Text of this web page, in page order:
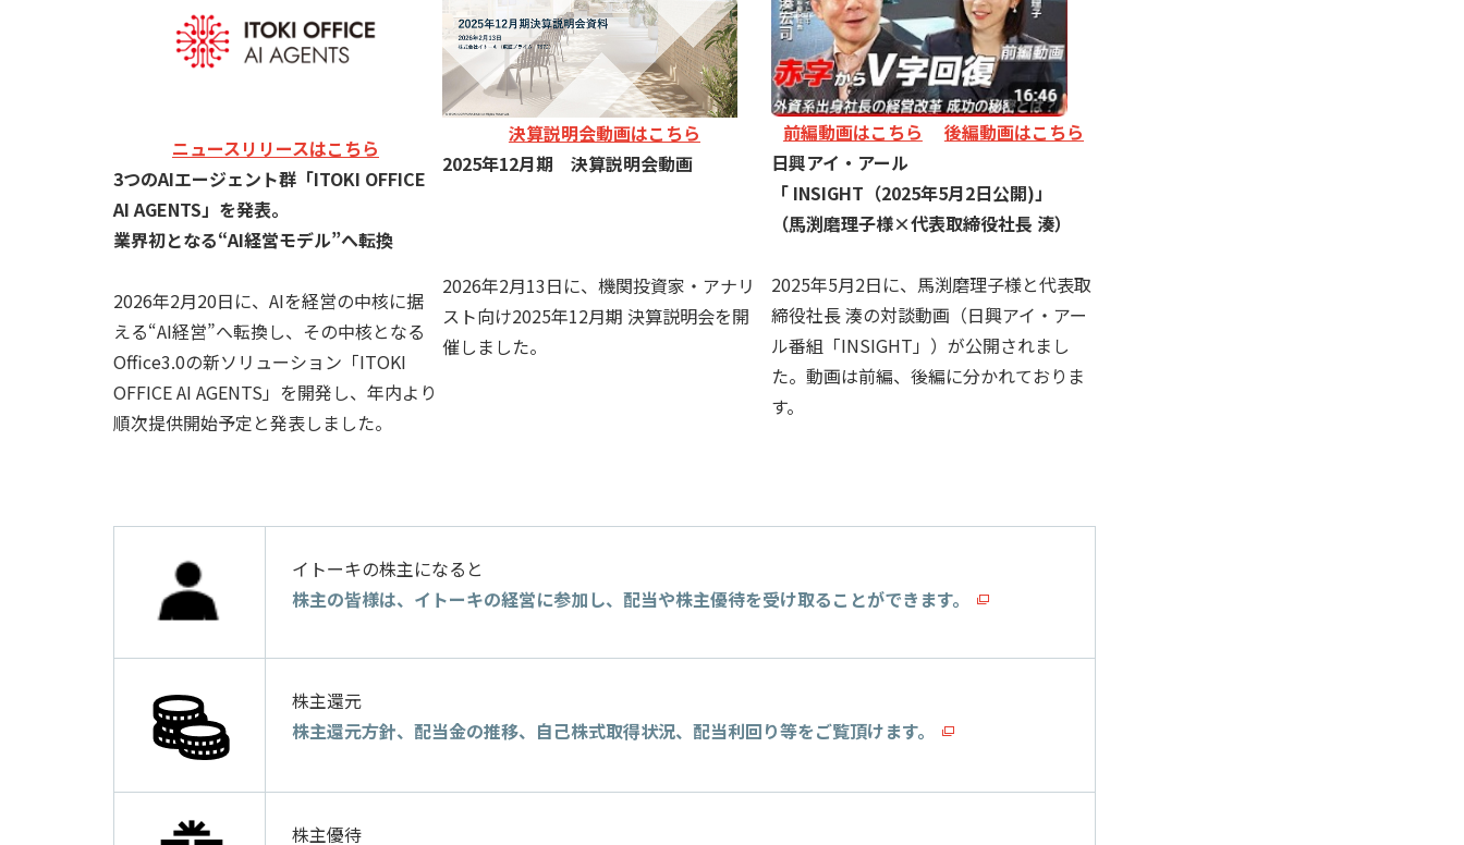
ニュースリリースはこちら
3つのAIエージェント群「ITOKI OFFICE
AI AGENTS」を発表。
業界初となる“AI経営モデル”へ転換
2026年2月20日に、AIを経営の中核に据
える“AI経営”へ転換し、その中核となる
Office3.0の新ソリューション「ITOKI
OFFICE AI AGENTS」を開発し、年内より
順次提供開始予定と発表しました。
決算説明会動画はこちら
2025年12月期 決算説明会動画
2026年2月13日に、機関投資家・アナリ
スト向け2025年12月期 決算説明会を開
催しました。
前編動画はこちら
後編動画はこちら
日興アイ・アール
「 INSIGHT（2025年5月2日公開)」
（馬渕磨理子様×代表取締役社長 湊）
2025年5月2日に、 馬渕磨理子様と代表取
締役社長 湊の対談動画（日興アイ・アー
ル番組「INSIGHT」）が公開されまし
た。動画は前編、後編に分かれておりま
す。
イトーキの株主になると
株主の皆様は、イトーキの経営に参加し、配当や株主優待を受け取ることができます。
株主還元
株主還元方針、配当金の推移、自己株式取得状況、配当利回り等をご覧頂けます。
株主優待